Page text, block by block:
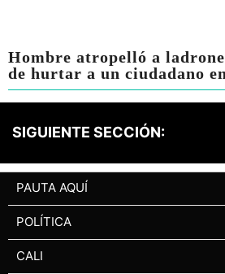
Hombre atropelló a
de hurtar a un ciudadano
SIGUIENTE SECCIÓN:
PAUTA AQUÍ
POLÍTICA
CALI